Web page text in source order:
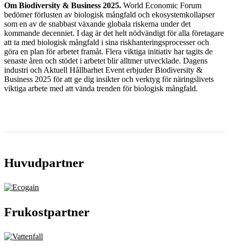
Om Biodiversity & Business 2025. World Economic Forum
bedömer förlusten av biologisk mångfald och ekosystemkollapser
som en av de snabbast växande globala riskerna under det
kommande decenniet. I dag är det helt nödvändigt för alla företagare
att ta med biologisk mångfald i sina riskhanteringsprocesser och
göra en plan för arbetet framåt. Flera viktiga initiativ har tagits de
senaste åren och stödet i arbetet blir alltmer utvecklade. Dagens
industri och Aktuell Hållbarhet Event erbjuder Biodiversity &
Business 2025 för att ge dig insikter och verktyg för näringslivets
viktiga arbete med att vända trenden för biologisk mångfald.
Huvudpartner
Frukostpartner